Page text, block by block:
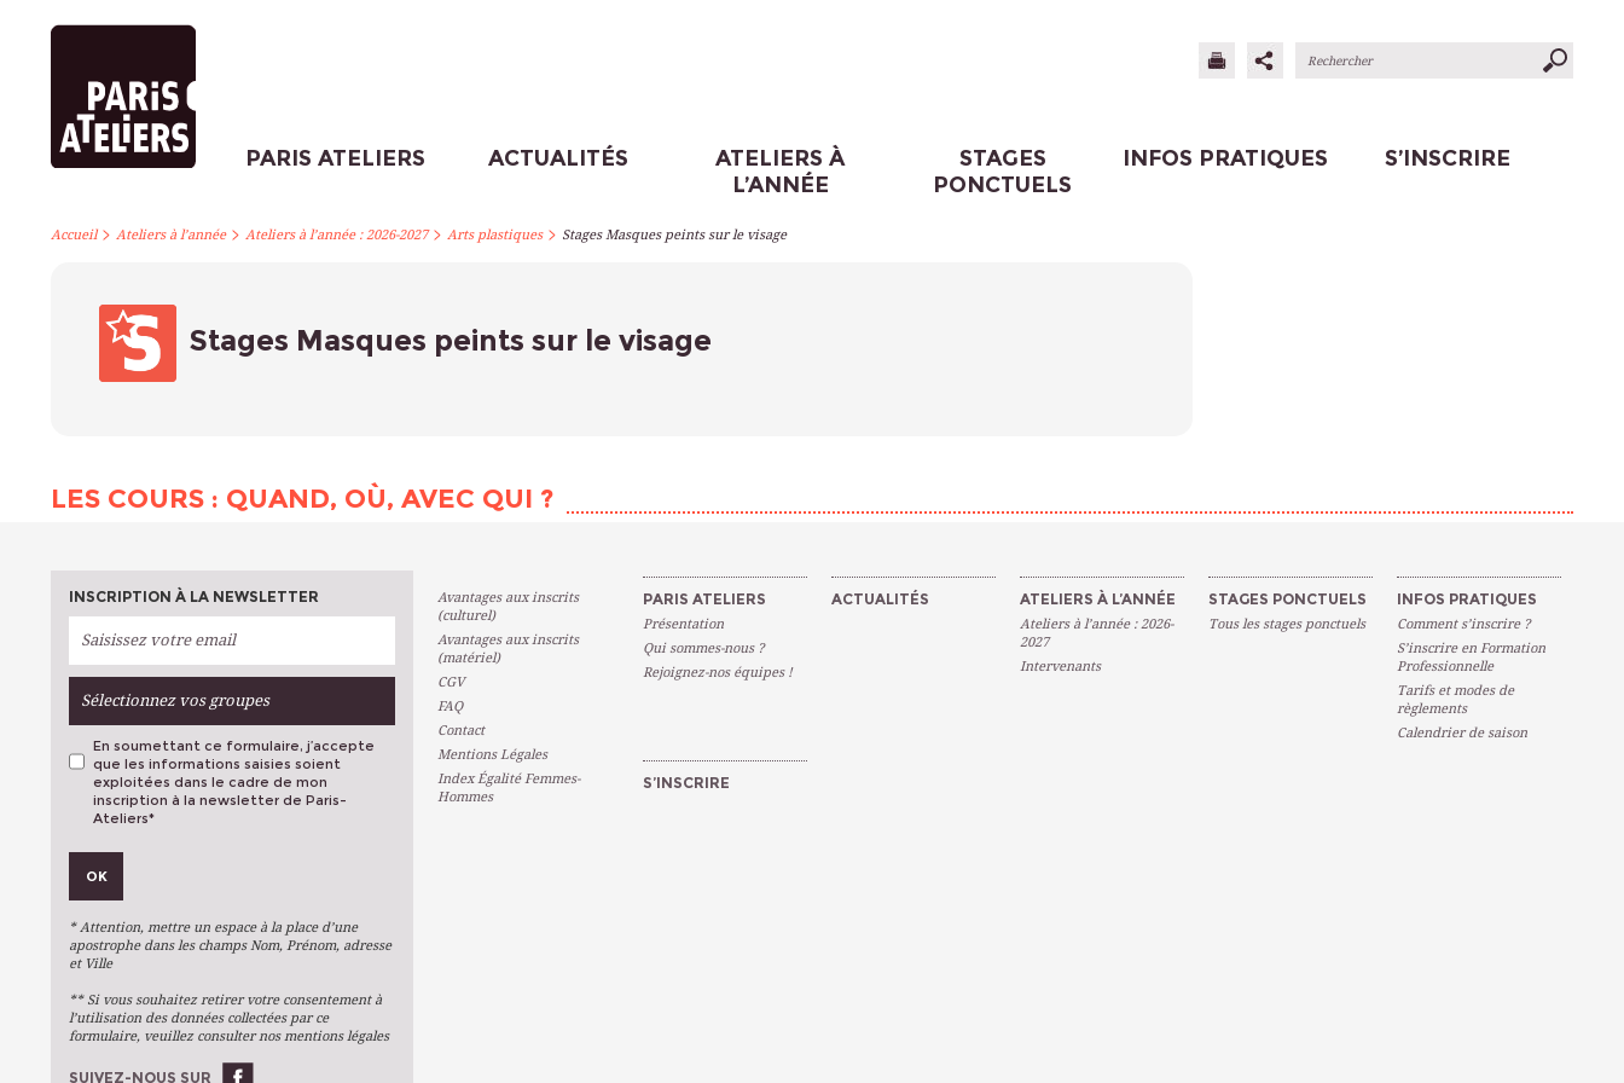
PARIS ATELIERS ACTUALITÉS
ATELIERS À
L’ANNÉE
STAGES
PONCTUELS
INFOS PRATIQUES S’INSCRIRE
Accueil> Ateliers à l’année> Ateliers à l’année : 2026-2027> Arts plastiques> Stages Masques peints sur le visage
Stages Masques peints sur le visage
LES COURS : QUAND, OÙ, AVEC QUI ?
INSCRIPTION À LA NEWSLETTER
Sélectionnez vos groupes
Métiers D'art
Arts Du Texte
Stages Ponctuels
Ateliers À L'année
En soumettant ce formulaire, j’accepte
que les informations saisies soient
exploitées dans le cadre de mon
inscription à la newsletter de Paris-
Ateliers*
OK
* Attention, mettre un espace à la place d’une
apostrophe dans les champs Nom, Prénom, adresse
et Ville
** Si vous souhaitez retirer votre consentement à
l’utilisation des données collectées par ce
formulaire, veuillez consulter nos mentions légales
SUIVEZ-NOUS SUR
Avantages aux inscrits
(culturel)
Avantages aux inscrits
(matériel)
CGV
FAQ
Contact
Mentions Légales
Index Égalité Femmes-
Hommes
PARIS ATELIERS
Présentation
Qui sommes-nous ?
Rejoignez-nos équipes !
ACTUALITÉS ATELIERS À L’ANNÉE
Ateliers à l’année : 2026-
2027
Intervenants
STAGES PONCTUELS
Tous les stages ponctuels
INFOS PRATIQUES
Comment s’inscrire ?
S’inscrire en Formation
Professionnelle
Tarifs et modes de
règlements
Calendrier de saison
S’INSCRIRE